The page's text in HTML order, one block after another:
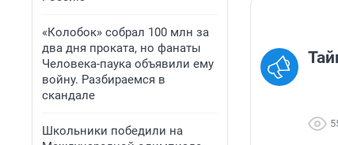
«Колобок» собрал 100 млн за
два дня проката, но фанаты
Человека-паука объявили ему
войну. Разбираемся в
скандале
Школьники победили на